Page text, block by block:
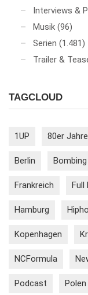
Interviews &
Musik (96)
Serien (1.481)
Trailer &
TAGCLOUD
1UP 80er Jahre
Berlin Bombing
Frankreich Full
Hamburg
Kopenhagen
NCFormula
Podcast Polen